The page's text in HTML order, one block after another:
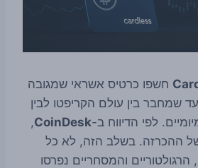
חשפו כרטיס אשראי שמגובה
שמחבר בין עולם הקריפטו לבין
לפי הדיווח ב-CoinDesk
,
ההכרזה. בשלב הזה, לא כל
והמסחריים נפרסו